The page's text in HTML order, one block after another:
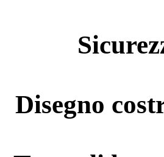
Disegno